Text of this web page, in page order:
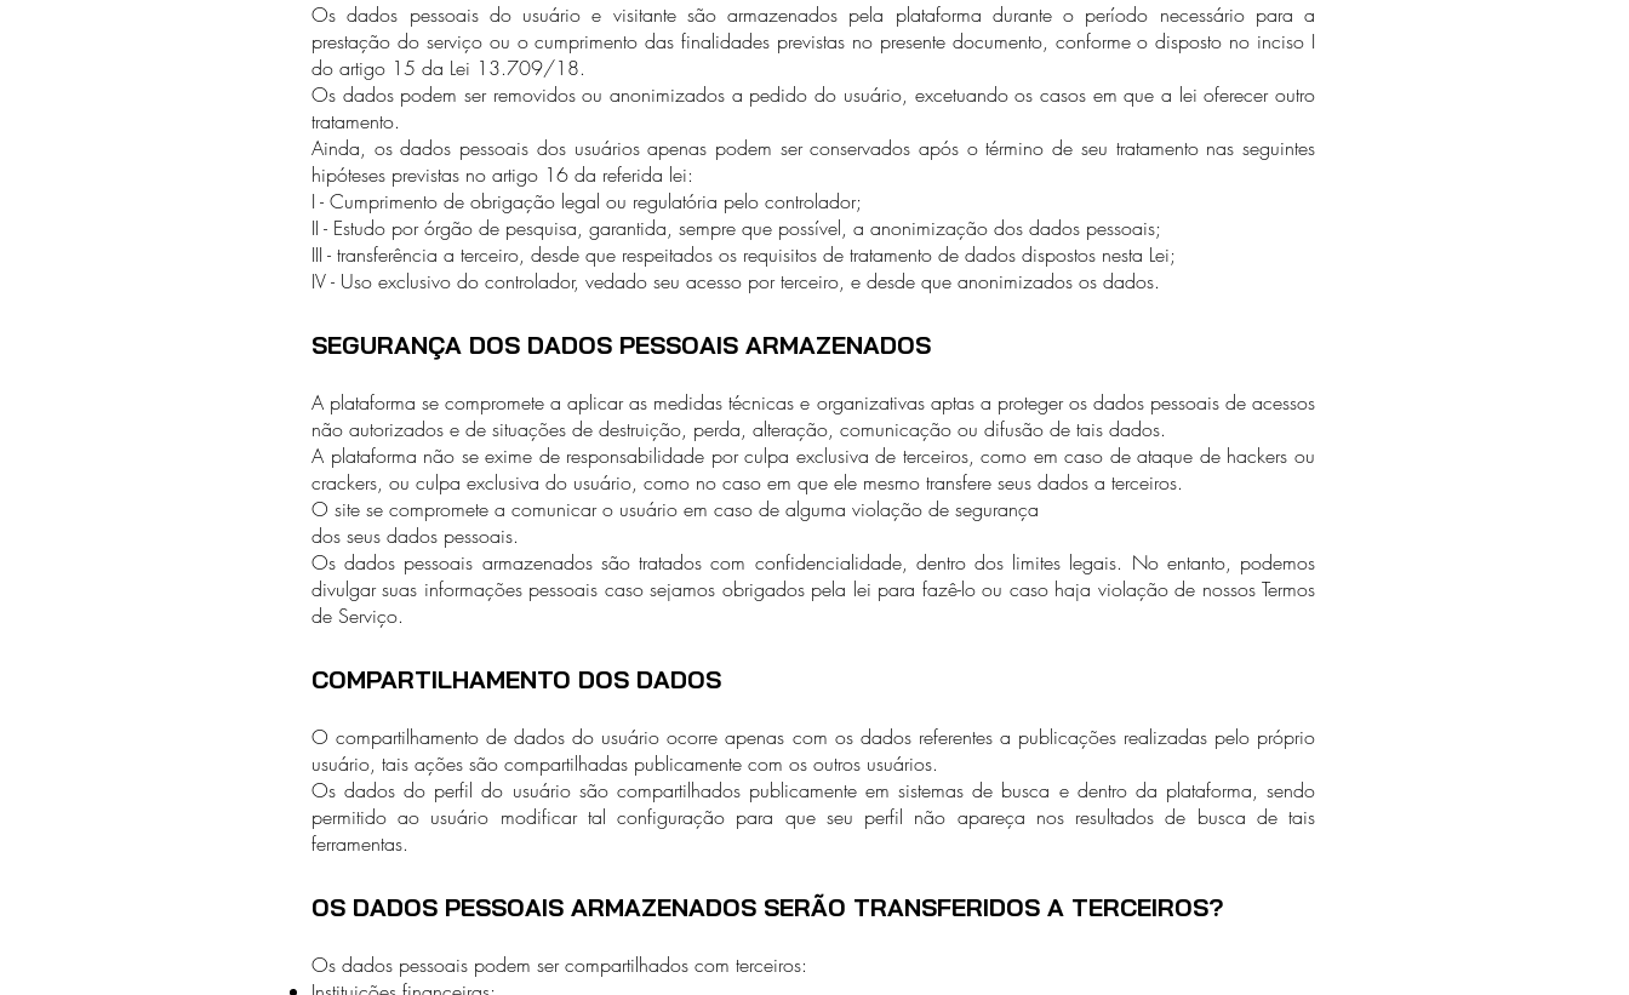
Os dados pessoais do usuário e visitante são armazenados pela plataforma durante o período necessário para a
prestação do serviço ou o cumprimento das finalidades previstas no presente documento, conforme o disposto no inciso I
do artigo 15 da Lei 13.709/18.
Os dados podem ser removidos ou anonimizados a pedido do usuário, excetuando os casos em que a lei oferecer outro
tratamento.
Ainda, os dados pessoais dos usuários apenas podem ser conservados após o término de seu tratamento nas seguintes
hipóteses previstas no artigo 16 da referida lei:
I - Cumprimento de obrigação legal ou regulatória pelo controlador;
II - Estudo por órgão de pesquisa, garantida, sempre que possível, a anonimização dos dados pessoais;
III - transferência a terceiro, desde que respeitados os requisitos de tratamento de dados dispostos nesta Lei;
IV - Uso exclusivo do controlador, vedado seu acesso por terceiro, e desde que anonimizados os dados.
SEGURANÇA DOS DADOS PESSOAIS ARMAZENADOS
A plataforma se compromete a aplicar as medidas técnicas e organizativas aptas a proteger os dados pessoais de acessos
não autorizados e de situações de destruição, perda, alteração, comunicação ou difusão de tais dados.
A plataforma não se exime de responsabilidade por culpa exclusiva de terceiros, como em caso de ataque de hackers ou
crackers, ou culpa exclusiva do usuário, como no caso em que ele mesmo transfere seus dados a terceiros.
O site se compromete a comunicar o usuário em caso de alguma violação de segurança
dos seus dados pessoais.
Os dados pessoais armazenados são tratados com confidencialidade, dentro dos limites legais. No entanto, podemos
divulgar suas informações pessoais caso sejamos obrigados pela lei para fazê-lo ou caso haja violação de nossos Termos
de Serviço.
COMPARTILHAMENTO DOS DADOS
O compartilhamento de dados do usuário ocorre apenas com os dados referentes a publicações realizadas pelo próprio
usuário, tais ações são compartilhadas publicamente com os outros usuários.
Os dados do perfil do usuário são compartilhados publicamente em sistemas de busca e dentro da plataforma, sendo
permitido ao usuário modificar tal configuração para que seu perfil não apareça nos resultados de busca de tais
ferramentas.
OS DADOS PESSOAIS ARMAZENADOS SERÃO TRANSFERIDOS A TERCEIROS?
Os dados pessoais podem ser compartilhados com terceiros: